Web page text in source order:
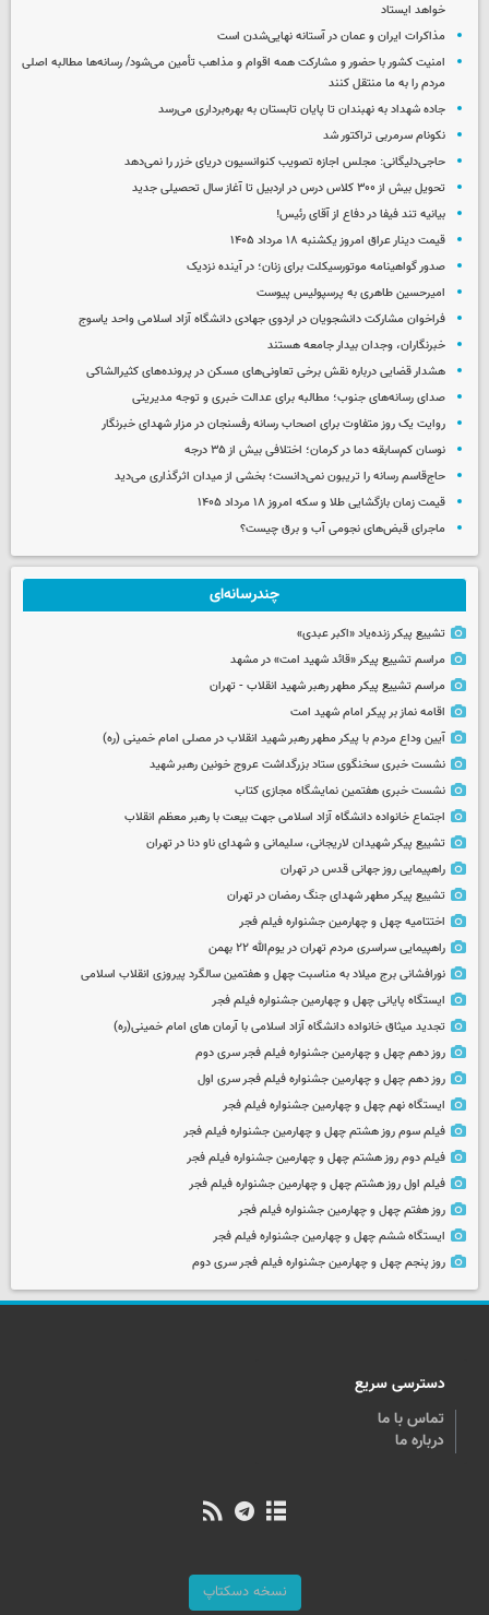
خواهد ایستاد
مذاکرات ایران و عمان در آستانه نهایی‌شدن است
امنیت کشور با حضور و مشارکت همه اقوام و مذاهب تأمین می‌شود/ رسانه‌ها مطالبه اصلی
مردم را به ما منتقل کنند
جاده شهداد به نهبندان تا پایان تابستان به بهره‌برداری می‌رسد
نکونام سرمربی تراکتور شد
حاجی‌دلیگانی: مجلس اجازه تصویب کنوانسیون دریای خزر را نمی‌دهد
تحویل بیش از ۳۰۰ کلاس درس در اردبیل تا آغاز سال تحصیلی جدید
بیانیه تند فیفا در دفاع از آقای رئیس!
قیمت دینار عراق امروز یکشنبه ۱۸ مرداد ۱۴۰۵
صدور گواهینامه موتورسیکلت برای زنان؛ در آینده نزدیک
امیرحسین طاهری به پرسپولیس پیوست
فراخوان مشارکت دانشجویان در اردوی جهادی دانشگاه آزاد اسلامی واحد یاسوج
خبرنگاران، وجدان بیدار جامعه هستند
هشدار قضایی درباره نقش برخی تعاونی‌های مسکن در پرونده‌های کثیرالشاکی
صدای رسانه‌های جنوب؛ مطالبه برای عدالت خبری و توجه مدیریتی
روایت یک روز متفاوت برای اصحاب رسانه رفسنجان در مزار شهدای خبرنگار
نوسان کم‌سابقه دما در کرمان؛ اختلافی بیش از ۳۵ درجه
حاج‌قاسم رسانه را تریبون نمی‌دانست؛ بخشی از میدان اثرگذاری می‌دید
قیمت زمان بازگشایی طلا و سکه امروز ۱۸ مرداد ۱۴۰۵
ماجرای قبض‌های نجومی آب و برق چیست؟
چندرسانه‌ای
تشییع پیکر زنده‌یاد «اکبر عبدی»
مراسم تشییع پیکر «قائد شهید امت» در مشهد
مراسم تشییع پیکر مطهر رهبر شهید انقلاب - تهران
اقامه نماز بر پیکر امام شهید امت
آیین وداع مردم با پیکر مطهر رهبر شهید انقلاب در مصلی امام خمینی (ره)
نشست خبری سخنگوی ستاد بزرگداشت عروج خونین رهبر شهید
نشست خبری هفتمین نمایشگاه مجازی کتاب
اجتماع خانواده دانشگاه آزاد اسلامی جهت بیعت با رهبر معظم انقلاب
تشییع پیکر شهیدان لاریجانی، سلیمانی و شهدای ناو دنا در تهران
راهپیمایی روز جهانی قدس در تهران
تشییع پیکر مطهر شهدای جنگ رمضان در تهران
اختتامیه چهل و چهارمین جشنواره فیلم فجر
راهپیمایی سراسری مردم تهران در یوم‌الله ۲۲ بهمن
نورافشانی برج میلاد به مناسبت چهل‌ و هفتمین سالگرد پیروزی انقلاب اسلامی
ایستگاه پایانی چهل و چهارمین جشنواره فیلم فجر
تجدید میثاق خانواده دانشگاه آزاد اسلامی با آرمان های امام خمینی(ره)
روز دهم چهل و چهارمین جشنواره فیلم فجر سری دوم
روز دهم چهل و چهارمین جشنواره فیلم فجر سری اول
ایستگاه نهم چهل و چهارمین جشنواره فیلم فجر
فیلم سوم روز هشتم چهل و چهارمین جشنواره فیلم فجر
فیلم دوم روز هشتم چهل و چهارمین جشنواره فیلم فجر
فیلم اول روز هشتم چهل و چهارمین جشنواره فیلم فجر
روز هفتم چهل و چهارمین جشنواره فیلم فجر
ایستگاه ششم چهل و چهارمین جشنواره فیلم فجر
روز پنجم چهل و چهارمین جشنواره فیلم فجر سری دوم
دسترسی سریع
تماس با ما
درباره ما
نسخه دسکتاپ